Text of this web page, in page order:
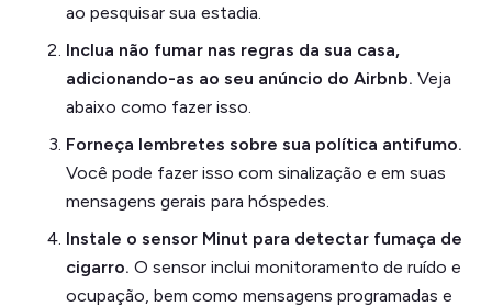
ao pesquisar sua estadia.
Inclua não fumar nas regras da sua casa,
adicionando-as ao seu anúncio do Airbnb. Veja
abaixo como fazer isso.
Forneça lembretes sobre sua política antifumo.
Você pode fazer isso com sinalização e em suas
mensagens gerais para hóspedes.
Instale o sensor Minut para detectar fumaça de
cigarro. O sensor inclui monitoramento de ruído e
ocupação, bem como mensagens programadas e